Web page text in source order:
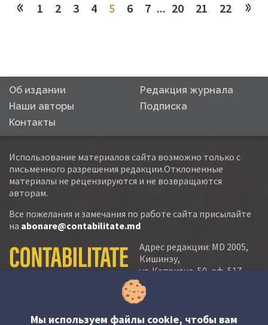
1 2 3 4 5 6 7 ... 20 21 22
Об издании
Редакция журнала
Наши авторы
Подписка
Контакты
Использование материалов сайта возможно только с
письменного разрешения редакции.Отклоненные
материалы не рецензируются и не возвращаются
авторам.
Все пожелания и замечания по работе сайта присылайте
на abonare@contabilitate.md
Адрес редакции: MD 2005,
Кишинэу,
ул. Кэприяна, 50, оф. 517-
518
тел.:
тел./факс: (+373 22) 22 53 90
Мы используем файлы cookie, чтобы вам